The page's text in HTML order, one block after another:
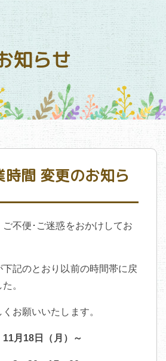
知らせ
時間 変更のお知ら
不便･ご迷惑をおかけしてお
記のとおり以前の時間帯に戻
。
お願いいたします。
月18日（月）～